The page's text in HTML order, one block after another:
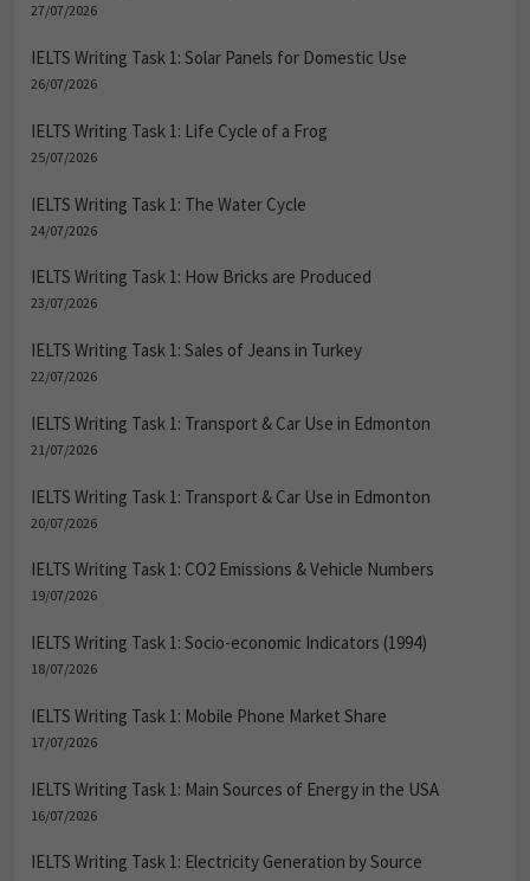
27/07/2026
IELTS Writing Task 1: Solar Panels for Domestic Use
26/07/2026
IELTS Writing Task 1: Life Cycle of a Frog
25/07/2026
IELTS Writing Task 1: The Water Cycle
24/07/2026
IELTS Writing Task 1: How Bricks are Produced
23/07/2026
IELTS Writing Task 1: Sales of Jeans in Turkey
22/07/2026
IELTS Writing Task 1: Transport & Car Use in Edmonton
21/07/2026
IELTS Writing Task 1: Transport & Car Use in Edmonton
20/07/2026
IELTS Writing Task 1: CO2 Emissions & Vehicle Numbers
19/07/2026
IELTS Writing Task 1: Socio-economic Indicators (1994)
18/07/2026
IELTS Writing Task 1: Mobile Phone Market Share
17/07/2026
IELTS Writing Task 1: Main Sources of Energy in the USA
16/07/2026
IELTS Writing Task 1: Electricity Generation by Source